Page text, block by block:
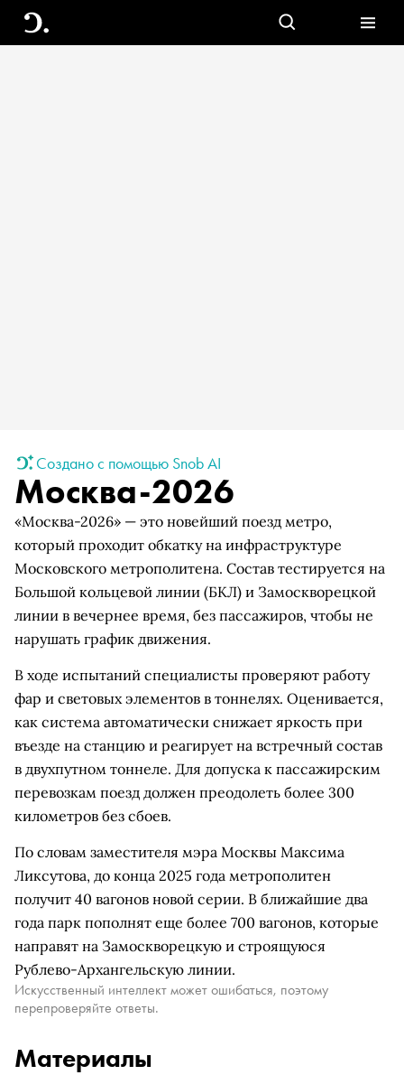
Создано с помощью Snob AI
Москва-2026
«Москва-2026» — это новейший поезд метро,
который проходит обкатку на инфраструктуре
Московского метрополитена. Состав тестируется на
Большой кольцевой линии (БКЛ) и Замоскворецкой
линии в вечернее время, без пассажиров, чтобы не
нарушать график движения.
В ходе испытаний специалисты проверяют работу
фар и световых элементов в тоннелях. Оценивается,
как система автоматически снижает яркость при
въезде на станцию и реагирует на встречный состав
в двухпутном тоннеле. Для допуска к пассажирским
перевозкам поезд должен преодолеть более 300
километров без сбоев.
По словам заместителя мэра Москвы Максима
Ликсутова, до конца 2025 года метрополитен
получит 40 вагонов новой серии. В ближайшие два
года парк пополнят еще более 700 вагонов, которые
направят на Замоскворецкую и строящуюся
Рублево-Архангельскую линии.
Искусственный интеллект может ошибаться, поэтому
перепроверяйте ответы.
Материалы